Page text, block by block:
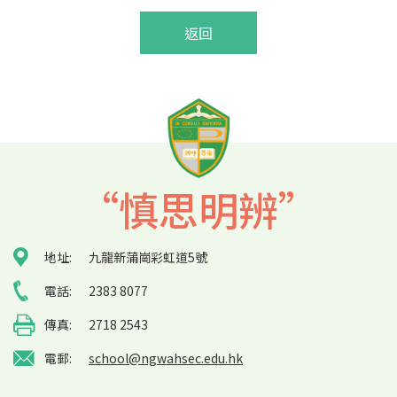
返回
“慎思明辨”
地址:
九龍新蒲崗彩虹道5號
電話:
2383 8077
傳真:
2718 2543
電郵:
school@ngwahsec.edu.hk